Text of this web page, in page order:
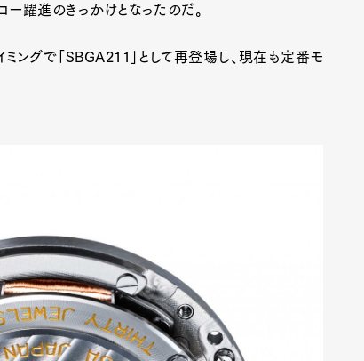
ー躍進のきっかけとなったのだ。
ングで「SBGA211」として再登場し、現在も定番モ